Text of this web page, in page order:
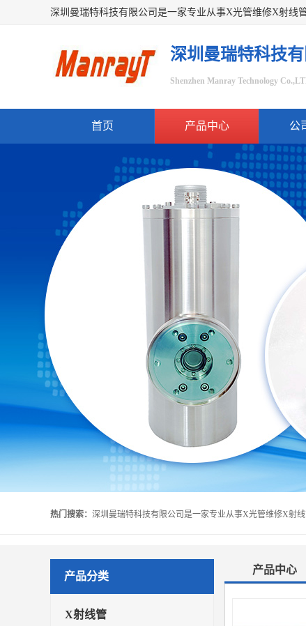
深圳曼瑞特科技
Shenzhen Manray Technology
首页 产品中心 公
热门搜索：
产品分类
X射线管
产品中心